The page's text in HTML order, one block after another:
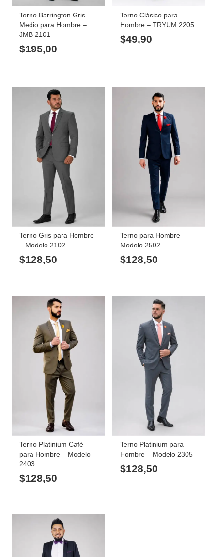
Terno Barrington Gris
Medio para Hombre –
JMB 2101
$195,00
Terno Clásico para
Hombre – TRYUM 2205
$49,90
Terno Gris para Hombre
– Modelo 2102
$128,50
Terno para Hombre –
Modelo 2502
$128,50
Terno Platinium Café
para Hombre – Modelo
2403
$128,50
Terno Platinium para
Hombre – Modelo 2305
$128,50